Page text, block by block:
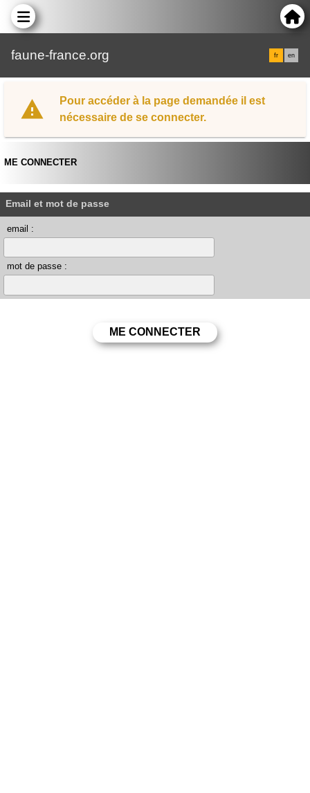
faune-france.org fr en
Pour accéder à la page demandée il est
nécessaire de se connecter.
ME CONNECTER
Email et mot de passe
email :
mot de passe :